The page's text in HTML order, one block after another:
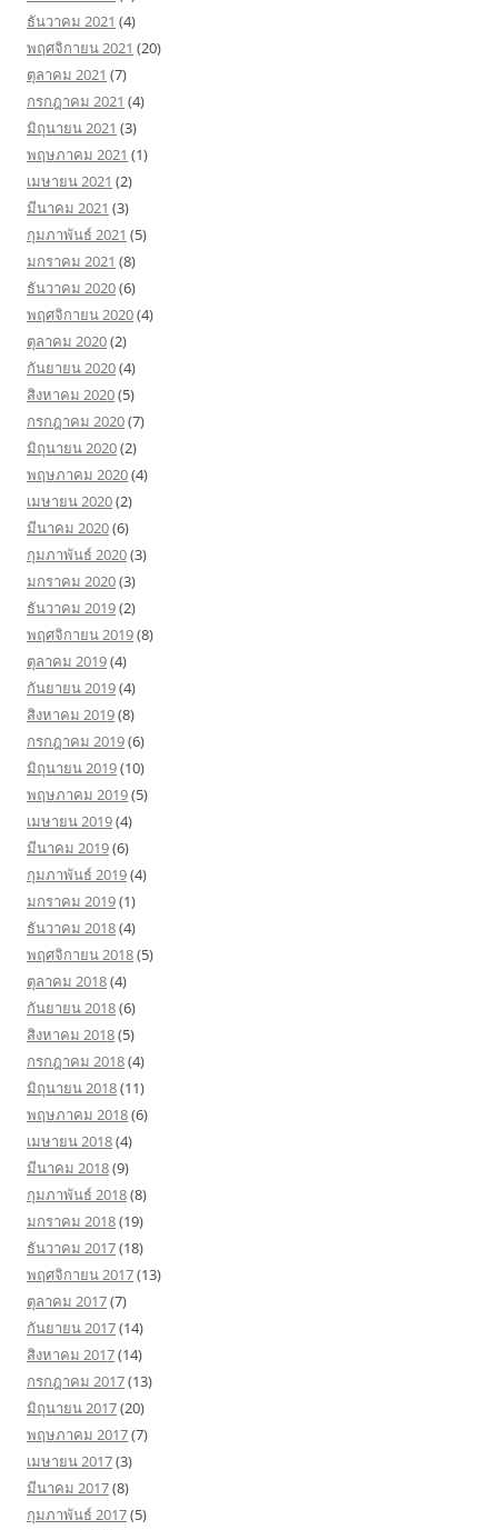
ธันวาคม 2021 (4)
พฤศจิกายน 2021 (20)
ตุลาคม 2021 (7)
กรกฎาคม 2021 (4)
มิถุนายน 2021 (3)
พฤษภาคม 2021 (1)
เมษายน 2021 (2)
มีนาคม 2021 (3)
กุมภาพันธ์ 2021 (5)
มกราคม 2021 (8)
ธันวาคม 2020(6)
พฤศจิกายน 2020(4)
ตุลาคม 2020(2)
กันยายน 2020(4)
สิงหาคม 2020(5)
กรกฎาคม 2020(7)
มิถุนายน 2020(2)
พฤษภาคม 2020(4)
เมษายน 2020(2)
มีนาคม 2020(6)
กุมภาพันธ์ 2020(3)
มกราคม 2020(3)
ธันวาคม 2019(2)
พฤศจิกายน 2019(8)
ตุลาคม 2019(4)
กันยายน 2019(4)
สิงหาคม 2019(8)
กรกฎาคม 2019(6)
มิถุนายน 2019(10)
พฤษภาคม 2019(5)
เมษายน 2019(4)
มีนาคม 2019(6)
กุมภาพันธ์ 2019(4)
มกราคม 2019(1)
ธันวาคม 2018(4)
พฤศจิกายน 2018(5)
ตุลาคม 2018(4)
กันยายน 2018(6)
สิงหาคม 2018(5)
กรกฎาคม 2018(4)
มิถุนายน 2018(11)
พฤษภาคม 2018(6)
เมษายน 2018(4)
มีนาคม 2018(9)
กุมภาพันธ์ 2018(8)
มกราคม 2018(19)
ธันวาคม 2017(18)
พฤศจิกายน 2017(13)
ตุลาคม 2017(7)
กันยายน 2017(14)
สิงหาคม 2017(14)
กรกฎาคม 2017(13)
มิถุนายน 2017(20)
พฤษภาคม 2017(7)
เมษายน 2017(3)
มีนาคม 2017(8)
กุมภาพันธ์ 2017(5)